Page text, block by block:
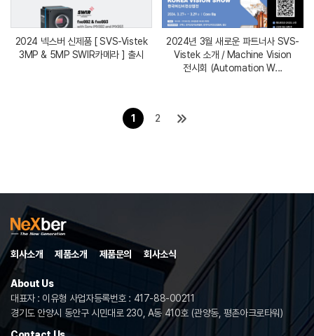
2024 넥스버 신제품 [ SVS-Vistek
3MP & 5MP SWIR카메라 ] 출시
2024년 3월 새로운 파트너사 SVS-
Vistek 소개 / Machine Vision
전시회 (Automation W...
1 2
회사소개 제품소개 제품문의 회사소식
About Us
대표자 : 이유형 사업자등록번호 : 417-88-00211
경기도 안양시 동안구 시민대로 230, A동 410호 (관양동, 평촌아크로타워)